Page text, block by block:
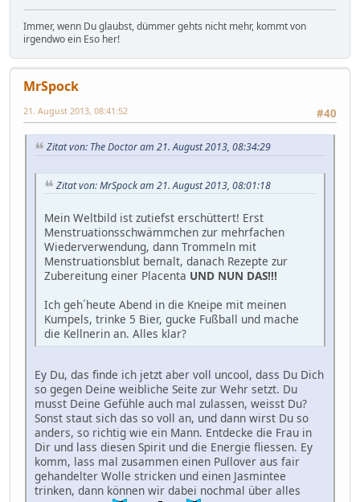
Immer, wenn Du glaubst, dümmer gehts nicht mehr, kommt von
irgendwo ein Eso her!
MrSpock
#40
21. August 2013, 08:41:52
Zitat von: The Doctor am 21. August 2013, 08:34:29
Zitat von: MrSpock am 21. August 2013, 08:01:18
Mein Weltbild ist zutiefst erschüttert! Erst
Menstruationsschwämmchen zur mehrfachen
Wiederverwendung, dann Trommeln mit
Menstruationsblut bemalt, danach Rezepte zur
Zubereitung einer Placenta UND NUN DAS!!!
Ich geh´heute Abend in die Kneipe mit meinen
Kumpels, trinke 5 Bier, gucke Fußball und mache
die Kellnerin an. Alles klar?
Ey Du, das finde ich jetzt aber voll uncool, dass Du Dich
so gegen Deine weibliche Seite zur Wehr setzt. Du
musst Deine Gefühle auch mal zulassen, weisst Du?
Sonst staut sich das so voll an, und dann wirst Du so
anders, so richtig wie ein Mann. Entdecke die Frau in
Dir und lass diesen Spirit und die Energie fliessen. Ey
komm, lass mal zusammen einen Pullover aus fair
gehandelter Wolle stricken und einen Jasmintee
trinken, dann können wir dabei nochmal über alles